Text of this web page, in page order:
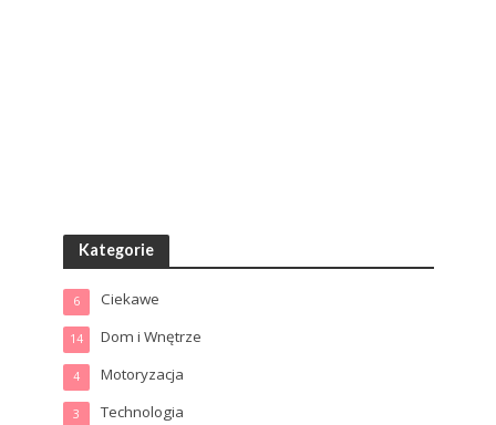
Kategorie
Ciekawe
6
Dom i Wnętrze
14
Motoryzacja
4
Technologia
3